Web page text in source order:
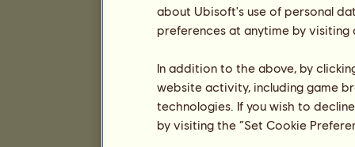
about Ubisoft's use of personal
preferences at anytime by
In addition to the above, by
website activity, including game
technologies. If you wish to
by visiting the “Set Cookie